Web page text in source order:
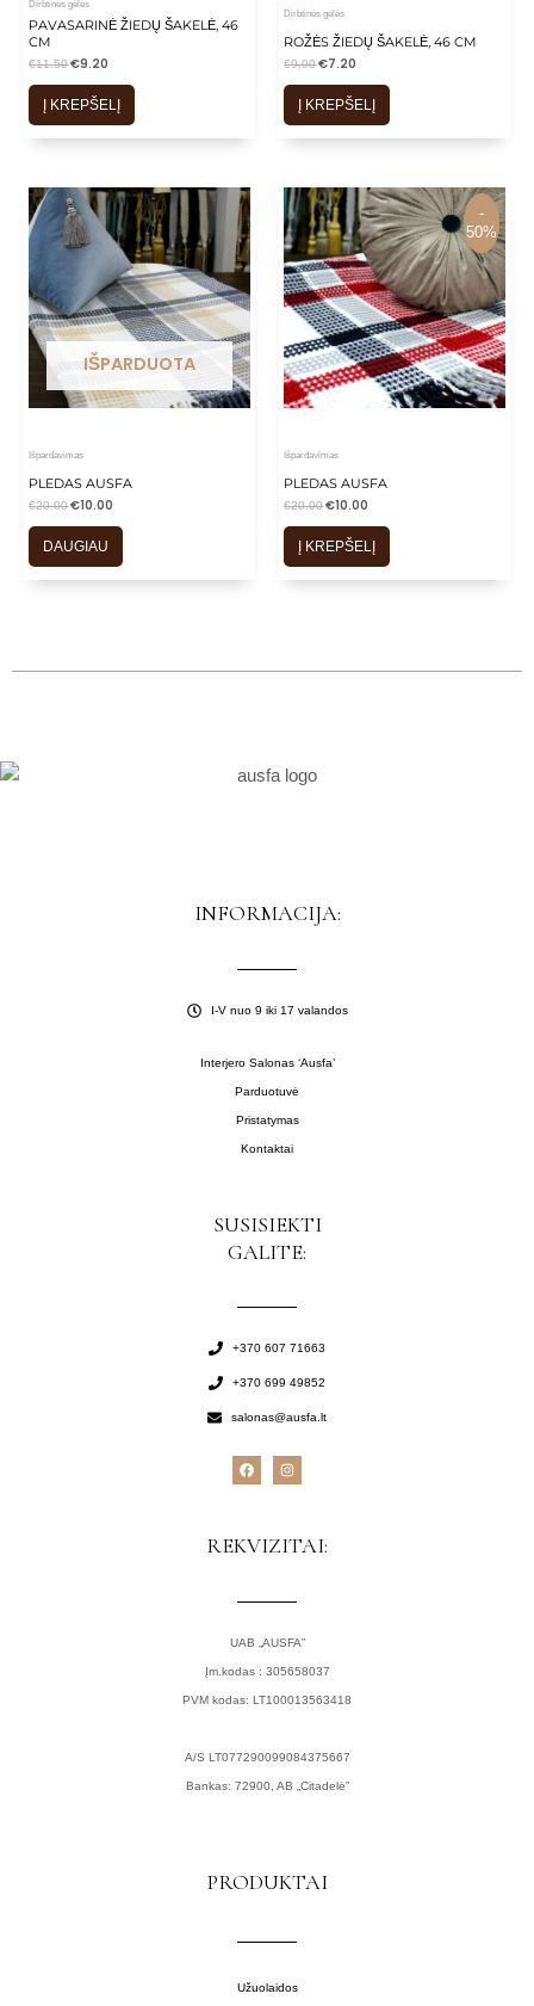
Dirbtinės gėlės
PAVASARINĖ ŽIEDŲ ŠAKELĖ, 46
CM
€11.50€9.20
Į KREPŠELĮ
Dirbtinės gėlės
ROŽĖS ŽIEDŲ ŠAKELĖ, 46 CM
€9.00€7.20
Į KREPŠELĮ
IŠPARDUOTA
Išpardavimas
PLEDAS AUSFA
€20.00€10.00
DAUGIAU
-
50%
-
50%
Išpardavimas
PLEDAS AUSFA
€20.00€10.00
Į KREPŠELĮ
INFORMACIJA:
I-V nuo 9 iki 17 valandos
Interjero Salonas ‘Ausfa’
Parduotuvė
Pristatymas
Kontaktai
SUSISIEKTI
GALITE:
+370 607 71663
+370 699 49852
salonas@ausfa.lt
F
a
o
I
n
r
REKVIZITAI:
UAB „AUSFA”
Įm.kodas : 305658037
PVM kodas: LT100013563418
A/S LT077290099084375667
Bankas: 72900, AB „Citadelė”
PRODUKTAI
Užuolaidos